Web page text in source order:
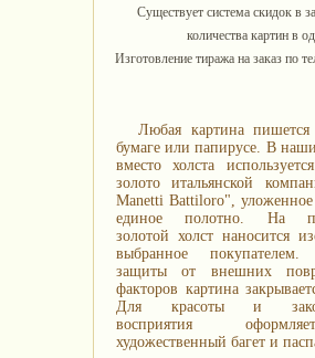
Существует система скидок в
количества картин в
Изготовление тиража на заказ по
Любая картина пишется
бумаге или папирусе. В
вместо холста
золото итальянской
Manetti Battiloro",
единое полотно. На
золотой холст наносится
выбранное
защиты от внешних
факторов картина
Для красоты и
восприятия
художественный багет и